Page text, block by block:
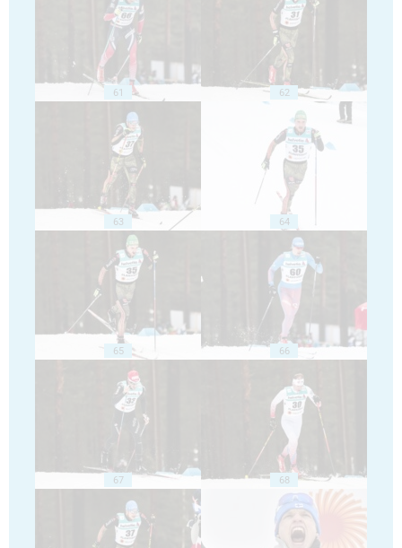
61 62
63 64
65 66
67 68